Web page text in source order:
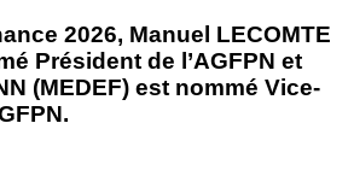
2026, Manuel LECOMTE
Président de l’AGFPN et
(MEDEF) est nommé Vice-